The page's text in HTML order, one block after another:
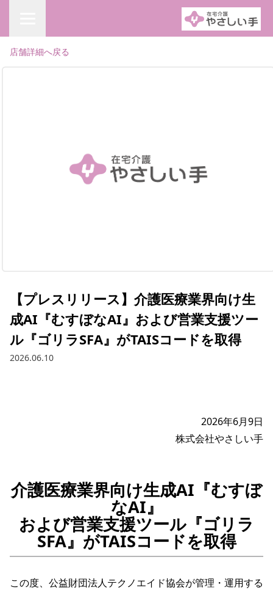
店舗詳細へ戻る
【プレスリリース】介護医療業界向け生
成AI『むすぼなAI』および営業支援ツー
ル『ゴリラSFA』がTAISコードを取得
2026.06.10
2026年6月9日
介護医療業界向け生成AI『むすぼ
なAI』
および営業支援ツール『ゴリラ
SFA』がTAISコードを取得
この度、公益財団法人テクノエイド協会が管理・運用する